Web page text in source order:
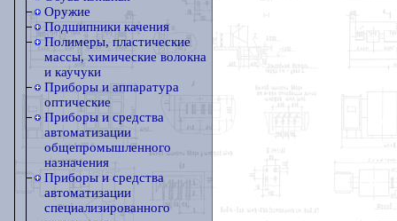
Оружие
Подшипники качения
Полимеры, пластические
массы, химические волокна
и каучуки
Приборы и аппаратура
оптические
Приборы и средства
автоматизации
общепромышленного
назначения
Приборы и средства
автоматизации
специализированного